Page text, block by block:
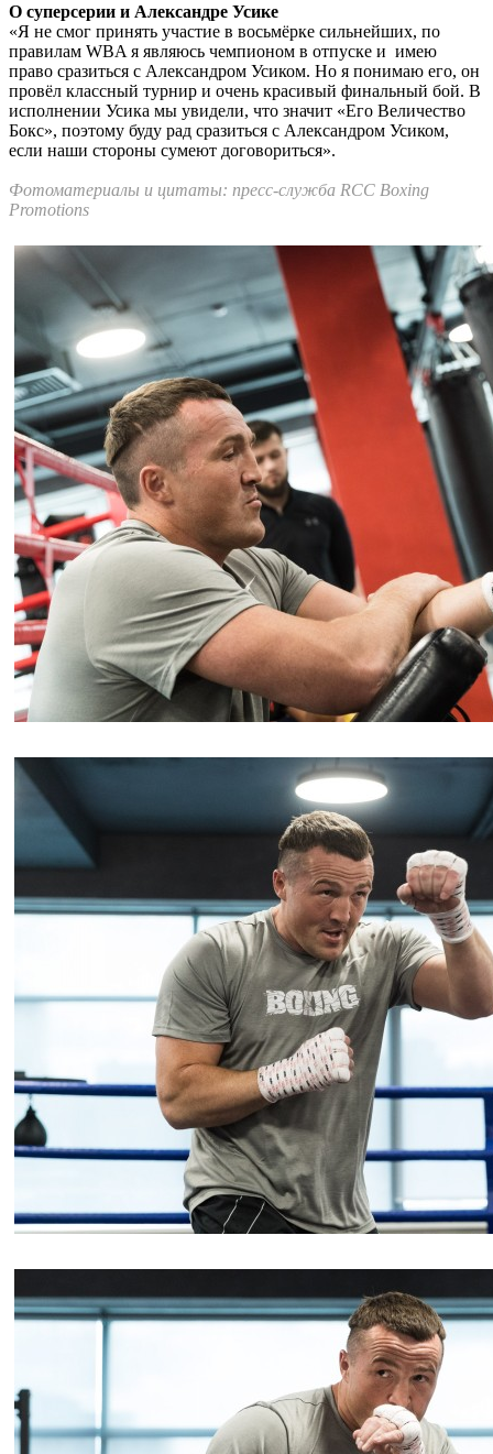
О суперсерии и Александре Усике
«Я не смог принять участие в восьмёрке сильнейших, по
правилам WBA я являюсь чемпионом в отпуске и имею
право сразиться с Александром Усиком. Но я понимаю его, он
провёл классный турнир и очень красивый финальный бой. В
исполнении Усика мы увидели, что значит «Его Величество
Бокс», поэтому буду рад сразиться с Александром Усиком,
если наши стороны сумеют договориться».
Фотоматериалы и цитаты: пресс-служба RCC Boxing
Promotions